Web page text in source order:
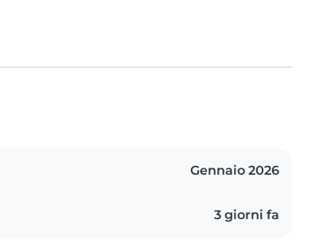
Gennaio 2026
3 giorni fa